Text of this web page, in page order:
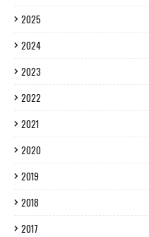
2025
2024
2023
2022
2021
2020
2019
2018
2017